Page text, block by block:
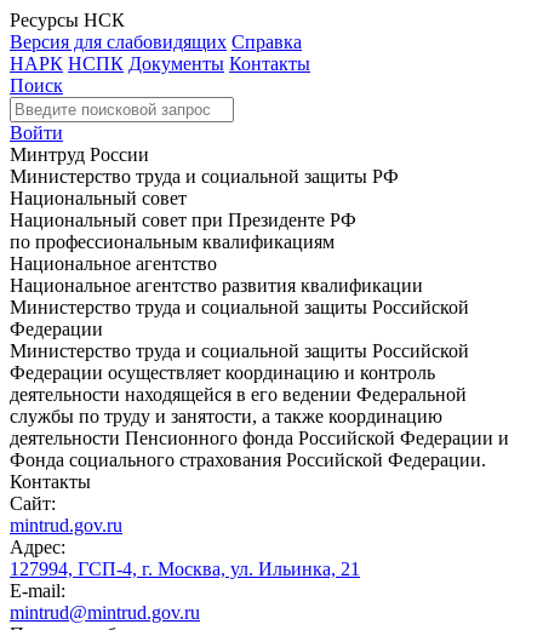
Ресурсы НСК
Версия для слабовидящих Справка
НАРК НСПК Документы Контакты
Поиск
Войти
Минтруд России
Министерство труда и социальной защиты РФ
Национальный совет
Национальный совет при Президенте РФ
по профессиональным квалификациям
Национальное агентство
Национальное агентство развития квалификации
Министерство труда и социальной защиты Российской
Федерации
Министерство труда и социальной защиты Российской
Федерации осуществляет координацию и контроль
деятельности находящейся в его ведении Федеральной
службы по труду и занятости, а также координацию
деятельности Пенсионного фонда Российской Федерации и
Фонда социального страхования Российской Федерации.
Контакты
Сайт:
mintrud.gov.ru
Адрес:
127994, ГСП-4, г. Москва, ул. Ильинка, 21
E-mail:
mintrud@mintrud.gov.ru